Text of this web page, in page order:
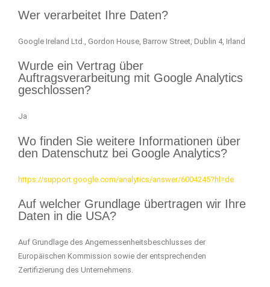
Wer verarbeitet Ihre Daten?
Google Ireland Ltd., Gordon House, Barrow Street, Dublin 4, Irland
Wurde ein Vertrag über
Auftragsverarbeitung mit Google Analytics
geschlossen?
Ja
Wo finden Sie weitere Informationen über
den Datenschutz bei Google Analytics?
https://support.google.com/analytics/answer/6004245?hl=de
Auf welcher Grundlage übertragen wir Ihre
Daten in die USA?
Auf Grundlage des Angemessenheitsbeschlusses der
Europäischen Kommission sowie der entsprechenden
Zertifizierung des Unternehmens.